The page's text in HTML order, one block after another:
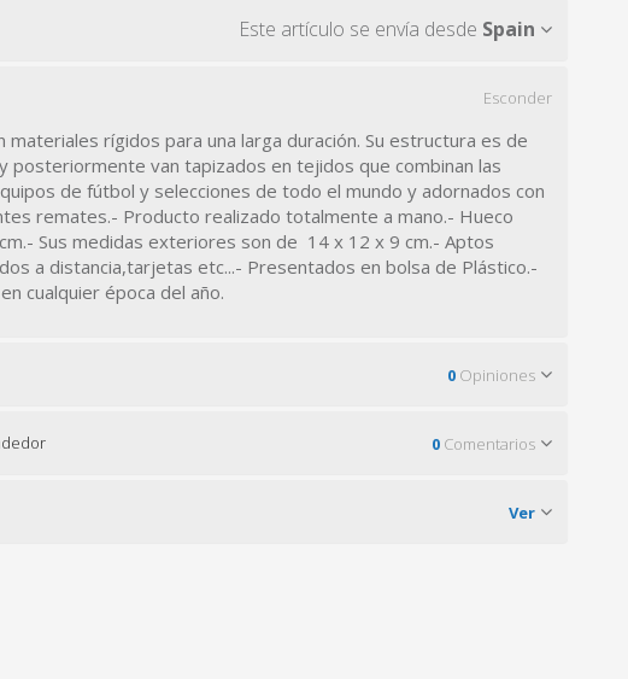
Este artículo se envía desde Spain
Esconder
materiales rígidos para una larga duración. Su estructura es de
posteriormente van tapizados en tejidos que combinan las
de fútbol y selecciones de todo el mundo y adornados con
remates.- Producto realizado totalmente a mano.- Hueco
Sus medidas exteriores son de 14 x 12 x 9 cm.- Aptos
a distancia,tarjetas etc...- Presentados en bolsa de Plástico.-
cualquier época del año.
0 Opiniones
0 Comentarios
Ver